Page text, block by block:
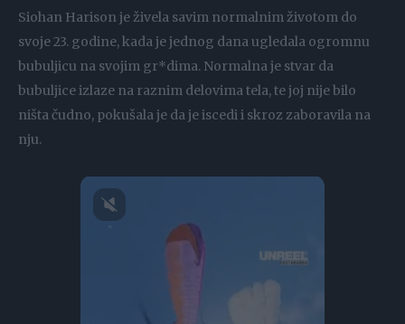
Siohan Harison je živela savim normalnim životom do
svoje 23. godine, kada je jednog dana ugledala ogromnu
bubuljicu na svojim gr*dima. Normalna je stvar da
bubuljice izlaze na raznim delovima tela, te joj nije bilo
ništa čudno, pokušala je da je iscedi i skroz zaboravila na
nju.